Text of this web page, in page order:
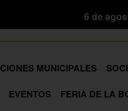
6 de
MUNICIPALES
EVENTOS FERIA DE LA